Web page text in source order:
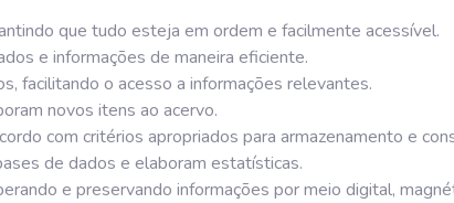
que tudo esteja em ordem e facilmente acessível.
e informações de maneira eficiente.
facilitando o acesso a informações relevantes.
novos itens ao acervo.
com critérios apropriados para armazenamento e
de dados e elaboram estatísticas.
e preservando informações por meio digital,